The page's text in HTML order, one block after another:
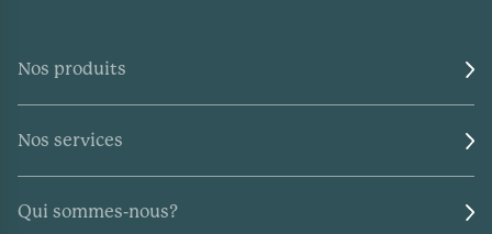
Nos produits
Nos services
Qui sommes-nous?